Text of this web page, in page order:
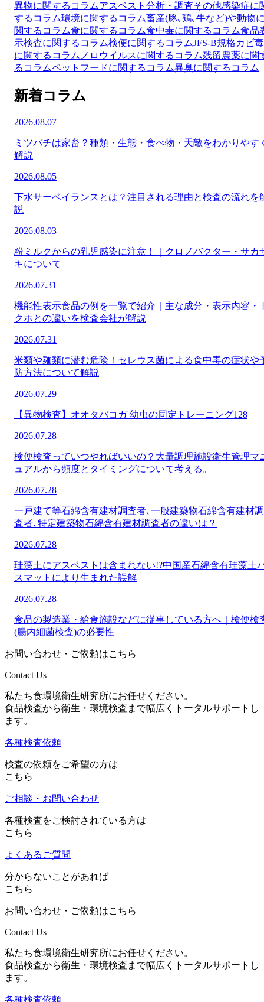
異物に関するコラムアスベスト分析・調査その他感染症に
するコラム環境に関するコラム畜産(豚､鶏､牛など)や動物
関するコラム食に関するコラム食中毒に関するコラム食品
示検査に関するコラム検便に関するコラムJFS-B規格カビ毒
に関するコラム ノロウイルスに関するコラム残留農薬に関
るコラムペットフードに関するコラム異臭に関するコラム
新着コラム
2026.08.07
ミツバチは家畜？種類・生態・食べ物・天敵をわかりやす
解説
2026.08.05
下水サーベイランスとは？注目される理由と検査の流れを
説
2026.08.03
粉ミルクからの乳児感染に注意！｜クロノバクター・サカ
キについて
2026.07.31
機能性表示食品の例を一覧で紹介｜主な成分・表示内容・
クホとの違いを検査会社が解説
2026.07.31
米類や麺類に潜む危険！セレウス菌による食中毒の症状や
防方法について解説
2026.07.29
【異物検査】オオタバコガ 幼虫の同定トレーニング128
2026.07.28
検便検査っていつやればいいの？大量調理施設衛生管理マ
ュアルから頻度とタイミングについて考える。
2026.07.28
一戸建て等石綿含有建材調査者､一般建築物石綿含有建材調
査者､特定建築物石綿含有建材調査者の違いは？
2026.07.28
珪藻土にアスベストは含まれない!?中国産石綿含有珪藻土
スマットにより生まれた誤解
2026.07.28
食品の製造業・給食施設などに従事している方へ｜検便検
(腸内細菌検査)の必要性
お問い合わせ・ご依頼はこちら
Contact Us
私たち食環境衛生研究所にお任せください。
食品検査から衛生・環境検査まで幅広くトータルサポートし
ます。
各種検査依頼
検査の依頼をご希望の方は
こちら
ご相談・お問い合わせ
各種検査をご検討されている方は
こちら
よくあるご質問
分からないことがあれば
こちら
お問い合わせ・ご依頼はこちら
Contact Us
私たち食環境衛生研究所にお任せください。
食品検査から衛生・環境検査まで幅広くトータルサポートし
ます。
各種検査依頼